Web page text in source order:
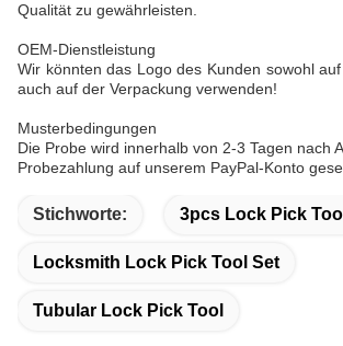
Qualität zu gewährleisten.
OEM-Dienstleistung
Wir könnten das Logo des Kunden sowohl
auch auf der Verpackung verwenden!
Musterbedingungen
Die Probe wird innerhalb von 2-3 Tagen nach
Probezahlung auf unserem PayPal-Konto
Stichworte: 3pcs Lock Pick
Locksmith Lock Pick Tool Set
Tubular Lock Pick Tool